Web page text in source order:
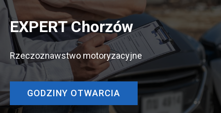
EXPERT Chorzów
Rzeczoznawstwo motoryzacyjne
GODZINY OTWARCIA